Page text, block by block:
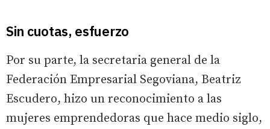
Sin cuotas, esfuerzo
Por su parte, la secretaria general de la
Federación Empresarial Segoviana, Beatriz
Escudero, hizo un reconocimiento a las
mujeres emprendedoras que hace medio siglo,